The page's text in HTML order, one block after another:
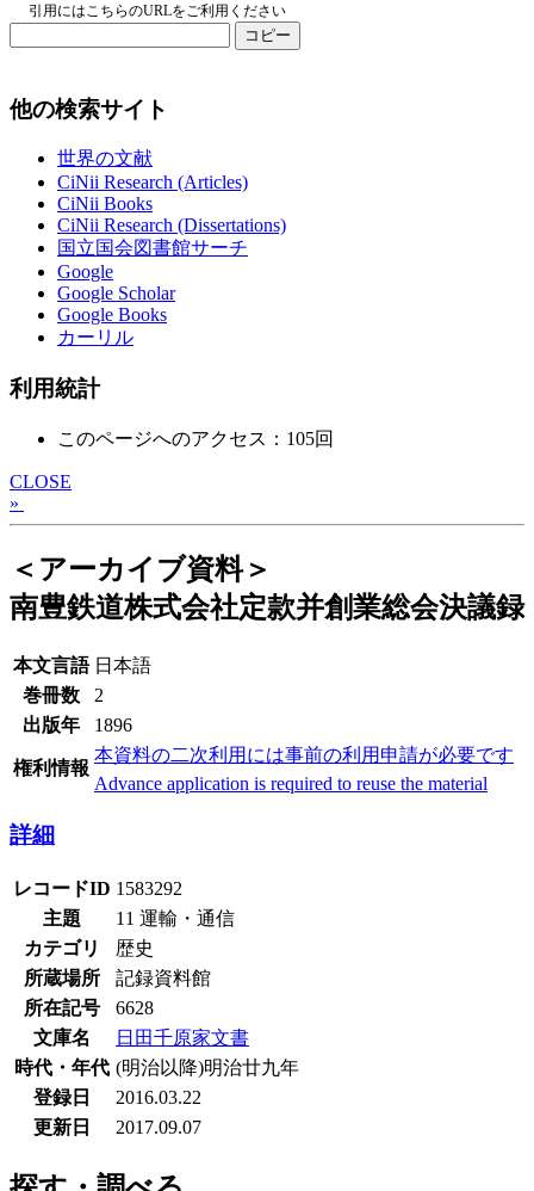
引用にはこちらのURLをご利用ください
コピー
他の検索サイト
世界の文献
CiNii Research (Articles)
CiNii Books
CiNii Research (Dissertations)
国立国会図書館サーチ
Google
Google Scholar
Google Books
カーリル
利用統計
このページへのアクセス：105回
CLOSE
»
＜アーカイブ資料＞
南豊鉄道株式会社定款并創業総会決議録
本文言語 日本語
巻冊数
2
出版年
1896
権利情報
本資料の二次利用には事前の利用申請が必要です
Advance application is required to reuse the material
詳細
レコードID 1583292
主題
11 運輸・通信
カテゴリ
歴史
所蔵場所
記録資料館
所在記号
6628
文庫名
日田千原家文書
時代・年代 (明治以降)明治廿九年
登録日
2016.03.22
更新日
2017.09.07